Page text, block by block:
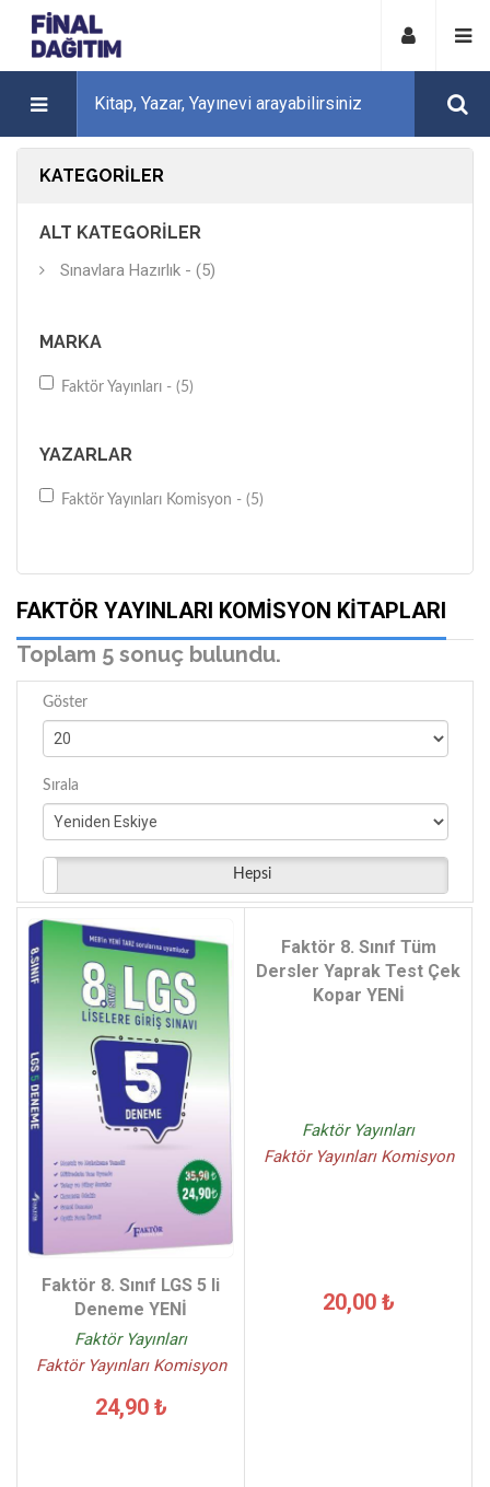
KATEGORILER
ALT KATEGORILER
Sınavlara Hazırlık - (5)
MARKA
Faktör Yayınları - (5)
YAZARLAR
Faktör Yayınları Komisyon - (5)
FAKTÖR YAYINLARI KOMISYON KITAPLARI
Toplam 5 sonuç bulundu.
Göster
Sırala
Hepsi
Faktör 8. Sınıf LGS 5 li
Deneme YENİ
Faktör Yayınları
Faktör Yayınları Komisyon
24,90 ₺
Faktör 8. Sınıf Tüm
Dersler Yaprak Test Çek
Kopar YENİ
Faktör Yayınları
Faktör Yayınları Komisyon
20,00 ₺